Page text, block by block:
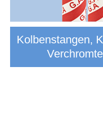
Kolbenstangen,